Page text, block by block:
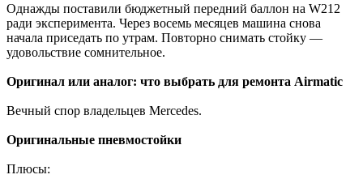
Однажды поставили бюджетный передний баллон на W212
ради эксперимента. Через восемь месяцев машина снова
начала приседать по утрам. Повторно снимать стойку —
удовольствие сомнительное.
Оригинал или аналог: что выбрать для ремонта Airmatic
Вечный спор владельцев Mercedes.
Оригинальные пневмостойки
Плюсы: